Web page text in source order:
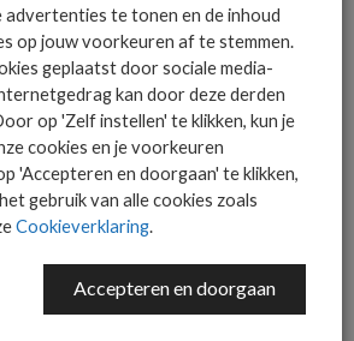
ICT nieuws in jouw
advertenties te tonen en de inhoud
op jouw voorkeuren af te stemmen.
geplaatst door sociale media-
kan door deze derden
op 'Zelf instellen' te klikken, kun je
cookies en je voorkeuren
'Accepteren en doorgaan' te klikken,
gebruik van alle cookies zoals
Cookieverklaring.
Accepteren en doorgaan